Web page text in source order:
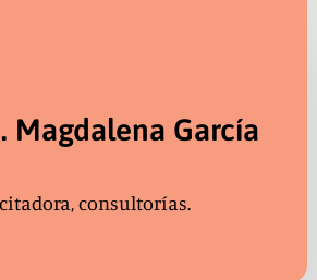
Magdalena García
consultorías.